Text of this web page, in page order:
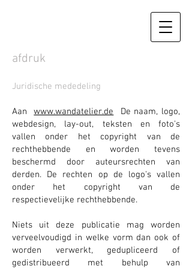
afdruk
Juridische mededeling
Aan www.wandatelier.de
De naam, logo,
webdesign, lay-out, teksten en foto's
vallen onder het copyright van de
rechthebbende en worden tevens
beschermd door auteursrechten van
derden. De rechten op de logo's vallen
onder het copyright van de
respectievelijke rechthebbende.
Niets uit deze publicatie mag worden
verveelvoudigd in welke vorm dan ook of
worden verwerkt, gedupliceerd of
gedistribueerd met behulp van